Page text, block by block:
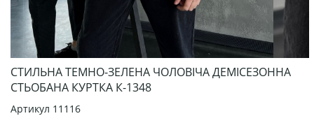
СТИЛЬНА ТЕМНО-ЗЕЛЕНА ЧОЛОВІЧА ДЕМІСЕЗОННА
СТЬОБАНА КУРТКА К-1348
Артикул 11116